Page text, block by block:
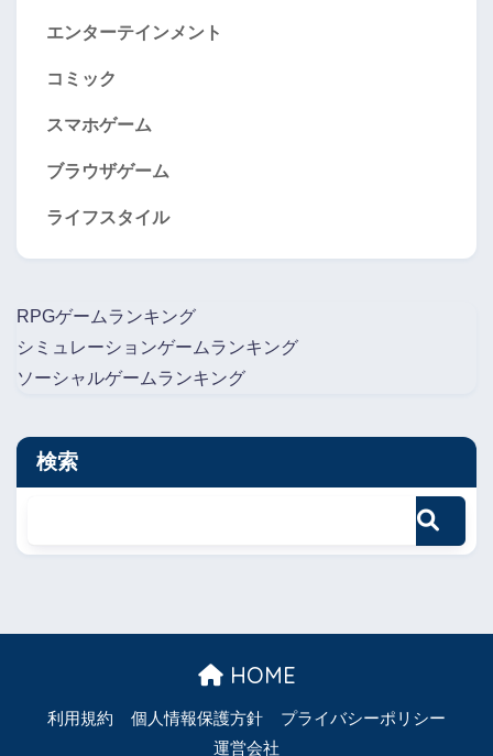
エンターテインメント
コミック
スマホゲーム
ブラウザゲーム
ライフスタイル
RPGゲームランキング
シミュレーションゲームランキング
ソーシャルゲームランキング
検索
HOME
利用規約 個人情報保護方針
プライバシーポリシー
運営会社